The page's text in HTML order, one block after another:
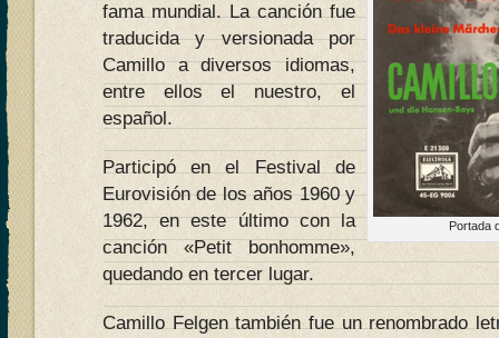
Portada
fama mundial. La canción fue
traducida y versionada por
Camillo a diversos idiomas,
entre ellos el nuestro, el
español.
Participó en el Festival de
Eurovisión de los años 1960 y
1962, en este último con la
canción «Petit bonhomme»,
quedando en tercer lugar.
Camillo Felgen también fue un renombrado